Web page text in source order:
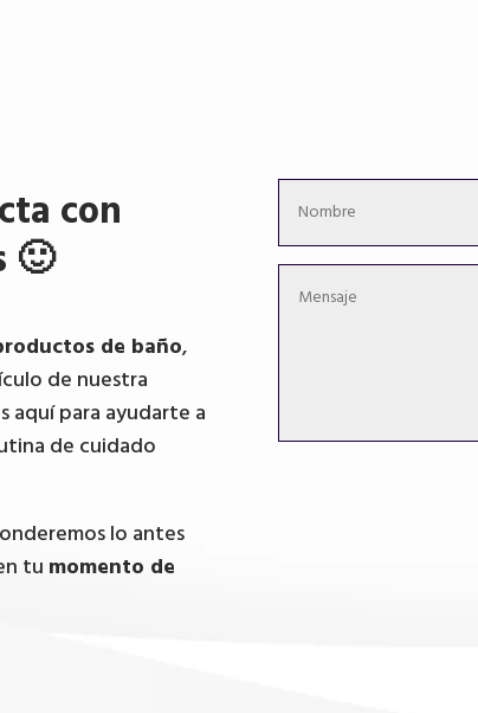
con
🙂
de baño,
de nuestra
aquí para ayudarte a
de cuidado
lo antes
tu momento de